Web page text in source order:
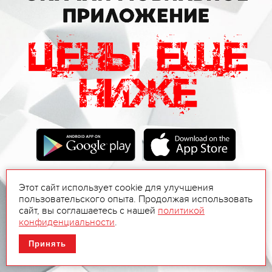
Этот сайт использует cookie для улучшения
пользовательского опыта. Продолжая использовать
сайт, вы соглашаетесь с нашей политикой
конфиденциальности.
Принять